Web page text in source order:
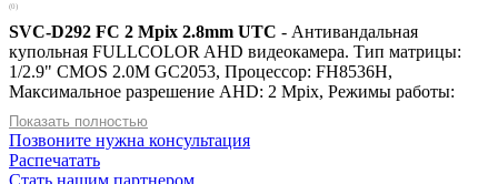
(0)
SVC-D292 FC 2 Mpix 2.8mm UTC - Антивандальная
купольная FULLCOLOR AHD видеокамера. Тип матрицы:
1/2.9" CMOS 2.0M GС2053, Процессор: FH8536H,
Максимальное разрешение AHD: 2 Mpix, Режимы работы:
AHD/TVI/CVI/CVBS, Формат изображения: 16:9, Объектив:
2.8 мм, Чувствительность: 0.01 Лк, Механический ИК фильтр,
Электронный затвор: 1/50-1/50000 c, Соотношение С/Ш: 48
дБ, Баланс белого: Автоматический, TV система: PAL/NTSC,
Показать полностью
Позвоните нужна консультация
Распечатать
Стать нашим партнером